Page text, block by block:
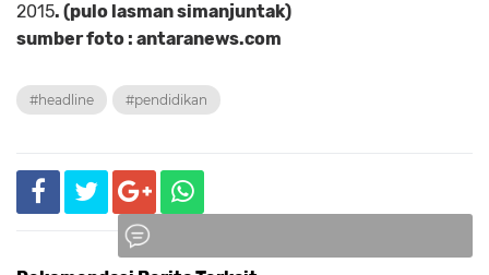
2015. (pulo lasman simanjuntak)
sumber foto : antaranews.com
#headline #pendidikan